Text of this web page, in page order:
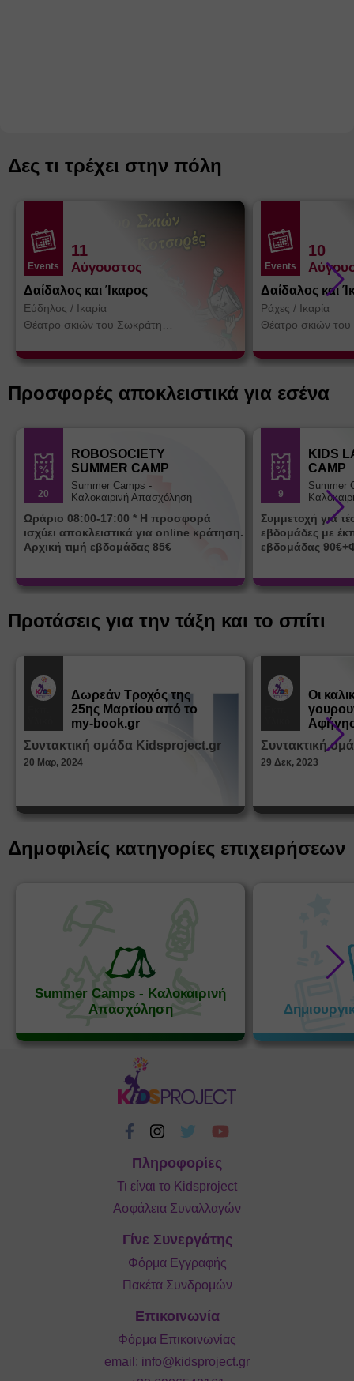
Δες τι τρέχει στην πόλη
Events
11
Αύγουστος
Δαίδαλος και Ίκαρος
Εύδηλος / Ικαρία
Θέατρο σκιών του Σωκράτη
Events
10
Δαίδαλος και
Ράχες / Ικαρία
Θέατρο σκιών
Προσφορές αποκλειστικά για εσένα
20
ROBOSOCIETY
SUMMER CAMP
Summer Camps -
Καλοκαιρινή Απασχόληση
Ωράριο 08:00-17:00 * Η προσφορά
ισχύει αποκλειστικά για online κράτηση.
Αρχική τιμή εβδομάδας 85€
9
KIDS
CAMP
Summer
Συμμετοχή για
εβδομάδες με
εβδομάδας
Προτάσεις για την τάξη και το σπίτι
Δωρεάν Tροχός της
25ης Μαρτίου από το
my-book.gr
Συντακτική ομάδα Kidsproject.gr
20 Μαρ, 2024
Οι
από τα
Συντακτική
29 Δεκ, 2023
Δημοφιλείς κατηγορίες επιχειρήσεων
Summer Camps - Καλοκαιρινή
Απασχόληση
Πληροφορίες
Τι είναι το Kidsproject
Ασφάλεια Συναλλαγών
Γίνε Συνεργάτης
Φόρμα Εγγραφής
Πακέτα Συνδρομών
Επικοινωνία
Φόρμα Επικοινωνίας
email: info@kidsproject.gr